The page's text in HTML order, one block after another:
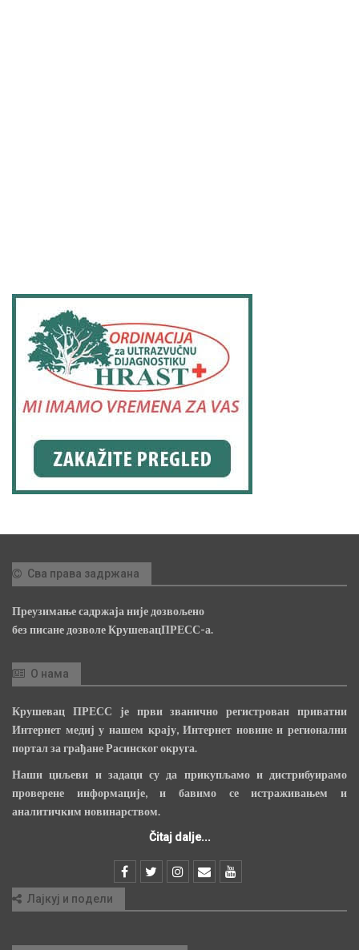
Сва права задржана
Преузимање садржаја није дозвољено
без писане дозволе КрушевацПРЕСС-а.
О нама
Крушевац ПРЕСС је први званично регистрован приватни
Интернет медиј у нашем крају, Интернет новине и регионални
портал за грађане Расинског округа.
Наши циљеви и задаци су да прикупљамо и дистрибуирамо
проверене информације, и бавимо се истраживањем и
аналитичким новинарством.
Čitaj dalje...
Лајкуј и подели